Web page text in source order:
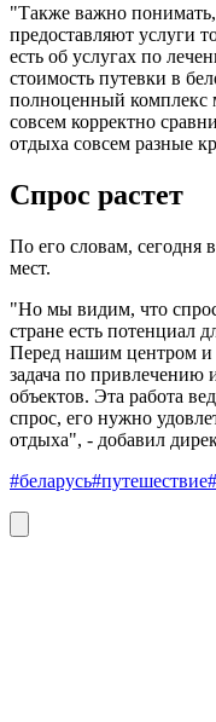
"Также важно
предоставляют услуги
есть об услугах по
стоимость путевки в
полноценный комплекс
совсем корректно
отдыха совсем разные
Спрос растет
По его словам, сегодня
мест.
"Но мы видим, что
стране есть потенциал
Перед нашим центром и
задача по привлечению
объектов. Эта работа
спрос, его нужно
отдыха", - добавил
#беларусь#путешествие